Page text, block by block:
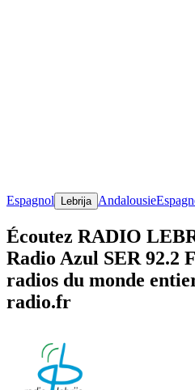
Espagnol Lebrija Andalousie
Écoutez RADIO
Radio Azul SER 92.2
radios du monde
radio.fr